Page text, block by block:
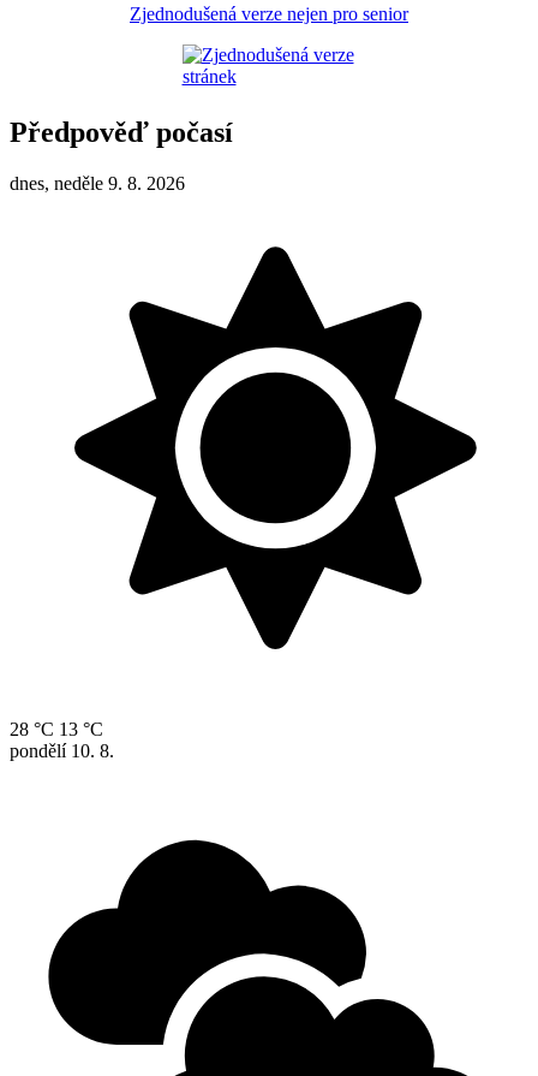
Zjednodušená verze nejen pro senior
Předpověď počasí
dnes, neděle 9. 8. 2026
28 °C 13 °C
pondělí 10. 8.